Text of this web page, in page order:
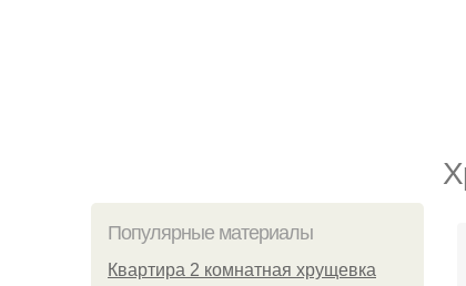
Популярные материалы
Квартира 2 комнатная хрущевка